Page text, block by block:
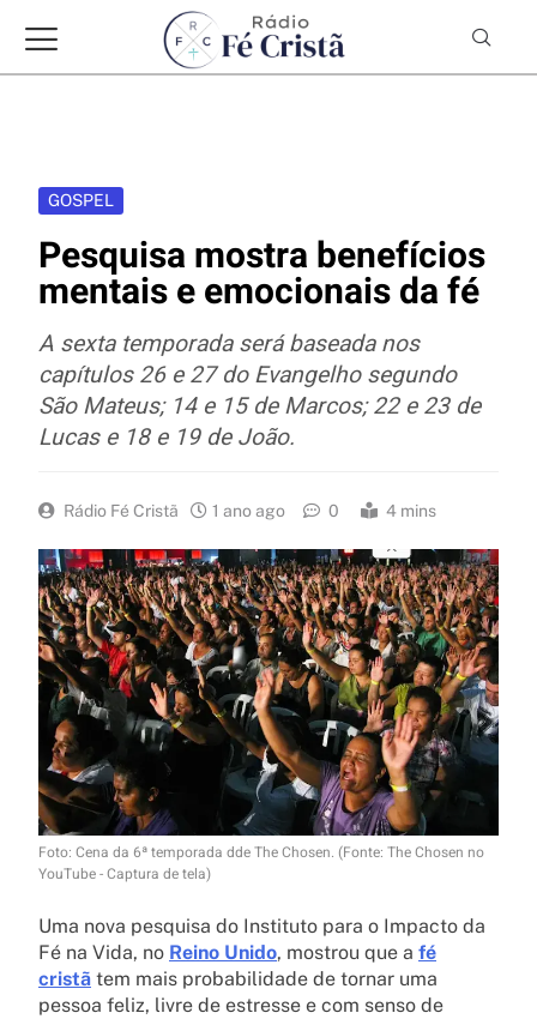
GOSPEL
Pesquisa mostra benefícios
mentais e emocionais da fé
A sexta temporada será baseada nos
capítulos 26 e 27 do Evangelho segundo
São Mateus; 14 e 15 de Marcos; 22 e 23 de
Lucas e 18 e 19 de João.
Rádio Fé Cristã 1 ano ago 0 4 mins
Foto: Cena da 6ª temporada dde The Chosen. (Fonte: The Chosen no
YouTube - Captura de tela)
Uma nova pesquisa do Instituto para o Impacto da
Fé na Vida, no Reino Unido, mostrou que a fé
cristã tem mais probabilidade de tornar uma
pessoa feliz, livre de estresse e com senso de